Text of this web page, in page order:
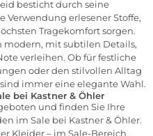
besticht durch seine
Verwendung erlesener Stoffe,
Tragekomfort sorgen.
modern, mit subtilen Details,
verleihen. Ob für festliche
oder den stilvollen Alltag
immer eine elegante Wahl.
bei Kastner & Öhler
und finden Sie Ihre
im Sale bei Kastner & Öhler.
Kleider – im Sale-Bereich